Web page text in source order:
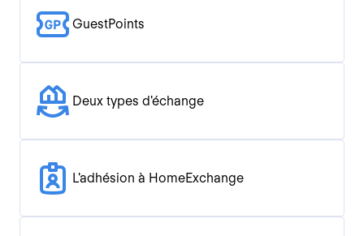
GuestPoints
Deux types d'échange
L'adhésion à HomeExchange